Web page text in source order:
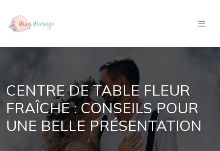
CENTRE DE TABLE FLEUR
FRAÎCHE : CONSEILS POUR
UNE BELLE PRÉSENTATION